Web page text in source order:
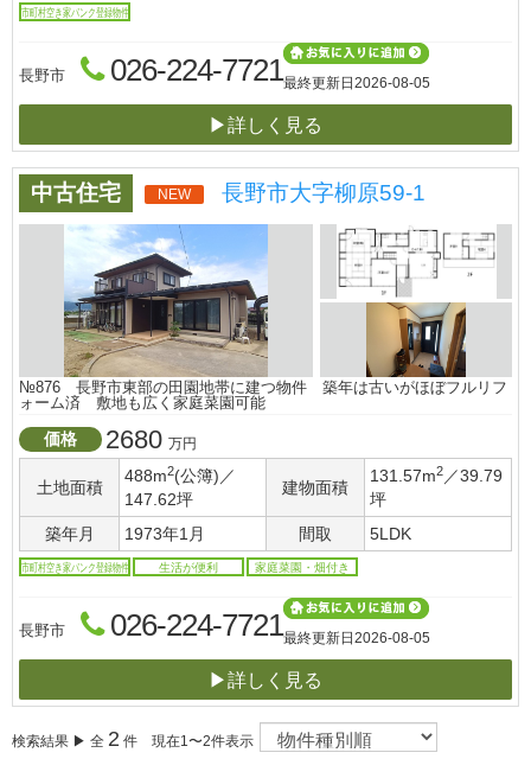
市町村空き家バンク登録物件
長野市 026-224-7721最終更新日 2026-08-05
▶詳しく見る
中古住宅 NEW 長野市大字柳原59-1
№876 長野市東部の田園地帯に建つ物件 築年は古いがほぼフルリフ
ォーム済 敷地も広く家庭菜園可能
価格 2680 万円
土地面積
488m2(公簿)／
147.62坪
建物面積
131.57m2 ／39.79
坪
築年月
1973年1月 間取 5LDK
市町村空き家バンク登録物件 生活が便利 家庭菜園・畑付き
長野市 026-224-7721最終更新日 2026-08-05
▶詳しく見る
検索結果 ▶ 全 2 件 現在1〜2件表示